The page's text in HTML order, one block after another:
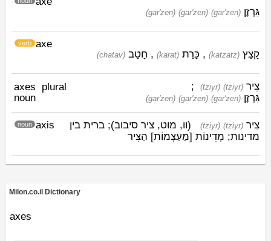
(gar'zen) (gar'zen) (gar'zen) גַּרְזֶן
axe
verb
(katzatz) קָצַץ ,
(karat) כָּרַת ,
(chatav) חָטַב
axes
plural
noun
(tziyr) (tziyr) צִיר ;
(gar'zen) (gar'zen) (gar'zen) גַּרְזֶן
axis
noun (tziyr) (tziyr) צִיר
(וו, מוט, ציר סיבוב); ברית בין
מדינות; מְדִינוֹת [מַעַצְמוֹת] הַצִּיר
Milon.co.il Dictionary
axes